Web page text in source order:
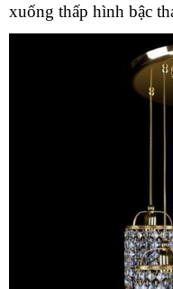
xuống thấp hình bậc